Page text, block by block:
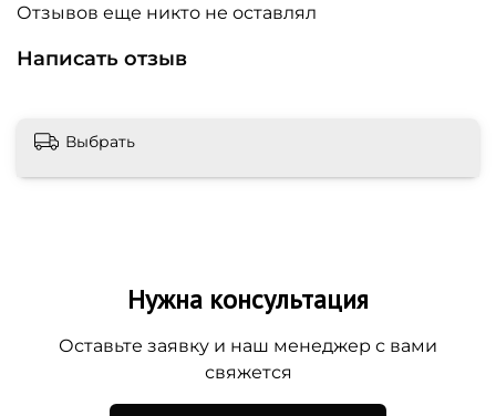
Отзывов еще никто не оставлял
Написать отзыв
Выбрать
Нужна консультация
Оставьте заявку и наш менеджер с вами
свяжется